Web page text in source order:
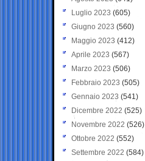
Luglio 2023 (605)
Giugno 2023 (560)
Maggio 2023 (412)
Aprile 2023 (567)
Marzo 2023 (506)
Febbraio 2023 (505)
Gennaio 2023 (541)
Dicembre 2022 (525)
Novembre 2022 (526)
Ottobre 2022 (552)
Settembre 2022 (584)